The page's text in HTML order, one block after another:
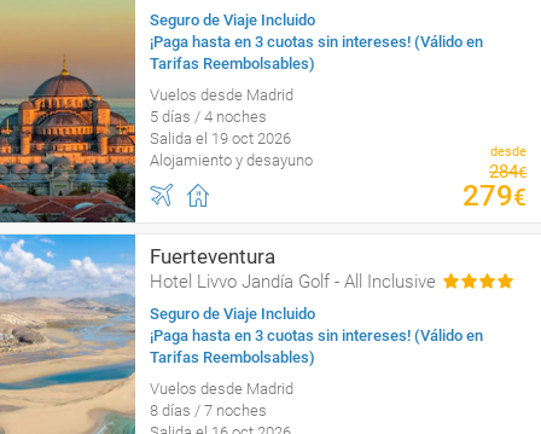
Seguro de Viaje Incluido
¡Paga hasta en 3 cuotas sin intereses! (Válido en
Tarifas Reembolsables)
Vuelos desde Madrid
5 días / 4 noches
Salida el 19 oct 2026
Alojamiento y desayuno
desde
284€
279€
Fuerteventura
Hotel Livvo Jandía Golf - All Inclusive
Seguro de Viaje Incluido
¡Paga hasta en 3 cuotas sin intereses! (Válido en
Tarifas Reembolsables)
Vuelos desde Madrid
8 días / 7 noches